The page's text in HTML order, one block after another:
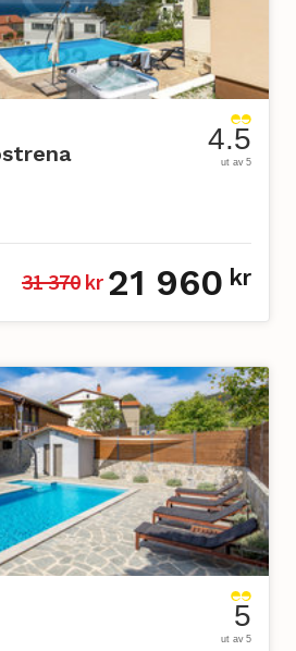
4.5
ut av 5
31 370 kr 21 960 kr
5
ut av 5